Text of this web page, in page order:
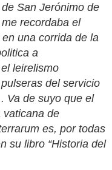
San Jerónimo de
recordaba el
una corrida de la
a
leirelismo
del servicio
Va de suyo que el
vaticana de
es, por todas
su libro “Historia del